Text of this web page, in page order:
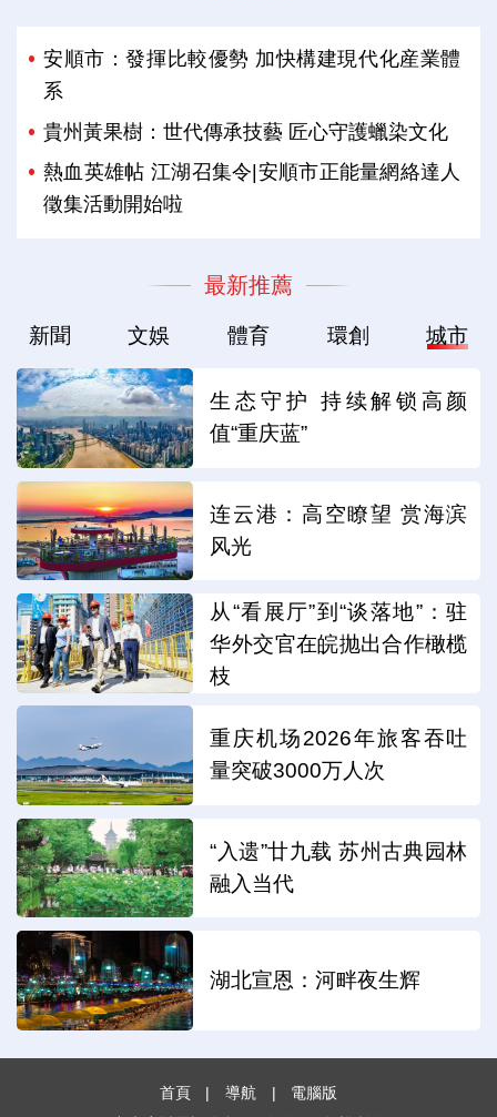
安順市：發揮比較優勢 加快構建現代化産業體
系
貴州黃果樹：世代傳承技藝 匠心守護蠟染文化
熱血英雄帖 江湖召集令|安順市正能量網絡達人
徵集活動開始啦
最新推薦
新聞 文娛 體育 環創 城市
生态守护 持续解锁高颜
值“重庆蓝”
连云港：高空瞭望 赏海滨
风光
从“看展厅”到“谈落地”：驻
华外交官在皖抛出合作橄榄
枝
重庆机场2026年旅客吞吐
量突破3000万人次
“入遗”廿九载 苏州古典园林
融入当代
湖北宣恩：河畔夜生辉
首頁 | 導航 |
電腦版